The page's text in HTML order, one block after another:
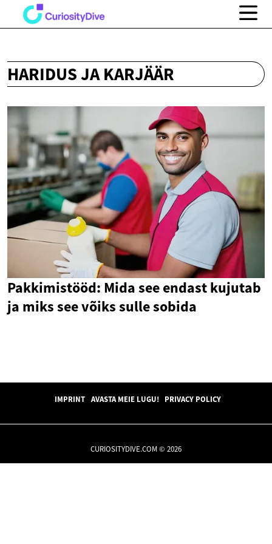
HARIDUS JA KARJÄÄR
Pakkimistööd: Mida see endast kujutab
ja miks see võiks sulle sobida
IMPRINT AVASTA MEIE LUGU! PRIVACY POLICY
CURIOSITYDIVE.COM © 2026